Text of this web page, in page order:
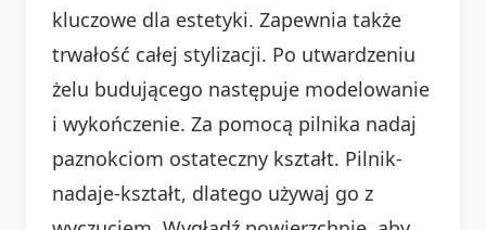
kluczowe dla estetyki. Zapewnia także
trwałość całej stylizacji. Po utwardzeniu
żelu budującego następuje modelowanie
i wykończenie. Za pomocą pilnika nadaj
paznokciom ostateczny kształt. Pilnik-
nadaje-kształt, dlatego używaj go z